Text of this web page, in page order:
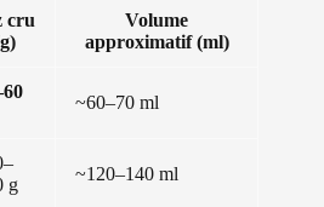
cru
Volume
approximatif (ml)
~60–70 ml
g
~120–140 ml